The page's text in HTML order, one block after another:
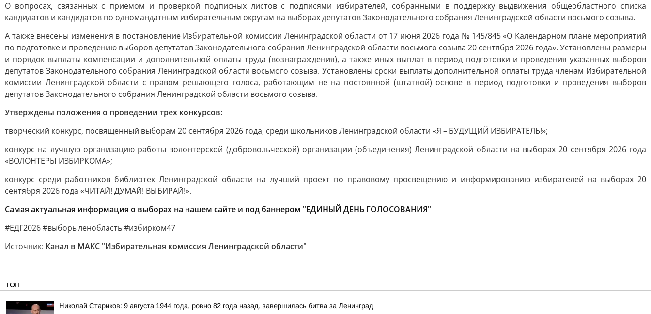
О вопросах, связанных с приемом и проверкой подписных листов с подписями избирателей, собранными в поддержку выдвижения общеобластного списка
кандидатов и кандидатов по одномандатным избирательным округам на выборах депутатов Законодательного собрания Ленинградской области восьмого созыва.
А также внесены изменения в постановление Избирательной комиссии Ленинградской области от 17 июня 2026 года № 145/845 «О Календарном плане мероприятий
по подготовке и проведению выборов депутатов Законодательного собрания Ленинградской области восьмого созыва 20 сентября 2026 года». Установлены размеры
и порядок выплаты компенсации и дополнительной оплаты труда (вознаграждения), а также иных выплат в период подготовки и проведения указанных выборов
депутатов Законодательного собрания Ленинградской области восьмого созыва. Установлены сроки выплаты дополнительной оплаты труда членам Избирательной
комиссии Ленинградской области с правом решающего голоса, работающим не на постоянной (штатной) основе в период подготовки и проведения выборов
депутатов Законодательного собрания Ленинградской области восьмого созыва.
Утверждены положения о проведении трех конкурсов:
творческий конкурс, посвященный выборам 20 сентября 2026 года, среди школьников Ленинградской области «Я – БУДУЩИЙ ИЗБИРАТЕЛЬ!»;
конкурс на лучшую организацию работы волонтерской (добровольческой) организации (объединения) Ленинградской области на выборах 20 сентября 2026 года
«ВОЛОНТЕРЫ ИЗБИРКОМА»;
конкурс среди работников библиотек Ленинградской области на лучший проект по правовому просвещению и информированию избирателей на выборах 20
сентября 2026 года «ЧИТАЙ! ДУМАЙ! ВЫБИРАЙ!».
Самая актуальная информация о выборах на нашем сайте и под баннером "ЕДИНЫЙ ДЕНЬ ГОЛОСОВАНИЯ"
#ЕДГ2026 #выборыленобласть #избирком47
Источник: Канал в МАКС "Избирательная комиссия Ленинградской области"
ТОП
Николай Стариков: 9 августа 1944 года, ровно 82 года назад, завершилась битва за Ленинград